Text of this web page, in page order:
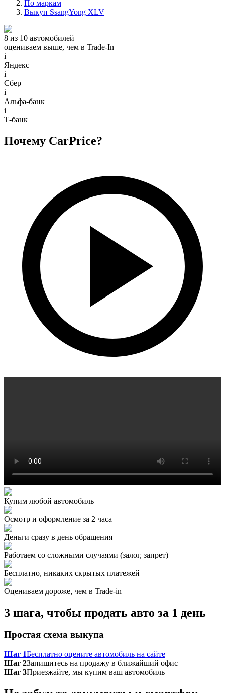
По маркам
Выкуп SsangYong XLV
8 из 10 автомобилей
оцениваем выше, чем в Trade‑In
i
Яндекс
i
Сбер
i
Альфа-банк
i
Т-банк
Почему CarPrice?
Купим любой автомобиль
Осмотр и оформление за 2 часа
Деньги сразу в день обращения
Работаем со сложными случаями (залог, запрет)
Бесплатно, никаких скрытых платежей
Оцениваем дороже, чем в Trade‑in
3 шага, чтобы продать авто за 1 день
Простая схема выкупа
Шаг 1Бесплатно оцените автомобиль на сайте
Шаг 2Запишитесь на продажу в ближайший офис
Шаг 3Приезжайте, мы купим ваш автомобиль